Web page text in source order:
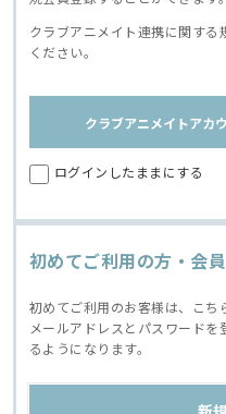
クラブアニメイト連携に関する
ください。
クラブアニメイトアカ
ログインしたままにする
初めてご利用の方・会
初めてご利用のお客様は、こち
メールアドレスとパスワード
るようになります。